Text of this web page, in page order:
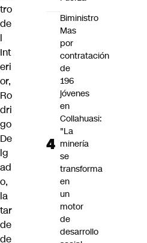
tro
de
l
Int
eri
or,
Ro
dri
go
De
lg
ad
o,
la
tar
de
de
Biministro
Mas
por
contratación
de
196
jóvenes
en
Collahuasi:
"La
minería
se
transforma
en
un
motor
de
desarrollo